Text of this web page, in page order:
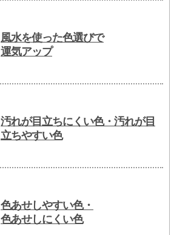
風水を使った色選びで
運気アップ
汚れが目立ちにくい色・汚れが目
立ちやすい色
色あせしやすい色・
色あせしにくい色